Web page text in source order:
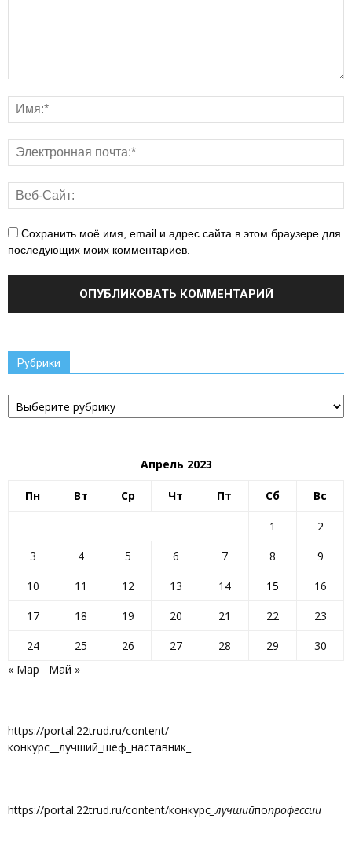
Сохранить моё имя, email и адрес сайта в этом браузере для
последующих моих комментариев.
Рубрики
Рубрики
Апрель 2023
Пн Вт Ср Чт Пт Сб Вс
1
2
3
4 5 6 7 8
9
10
11 12 13 14 15
16
17
18 19 20 21 22
23
24
25 26 27 28 29
30
« Мар
Май »
https://portal.22trud.ru/content/
конкурс__лучший_шеф_наставник_
https://portal.22trud.ru/content/конкурс _лучшийпопрофессии